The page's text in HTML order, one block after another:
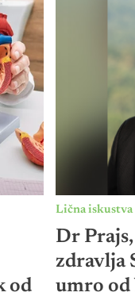
od
Lična iskustva
Dr
zdravlja
umro od